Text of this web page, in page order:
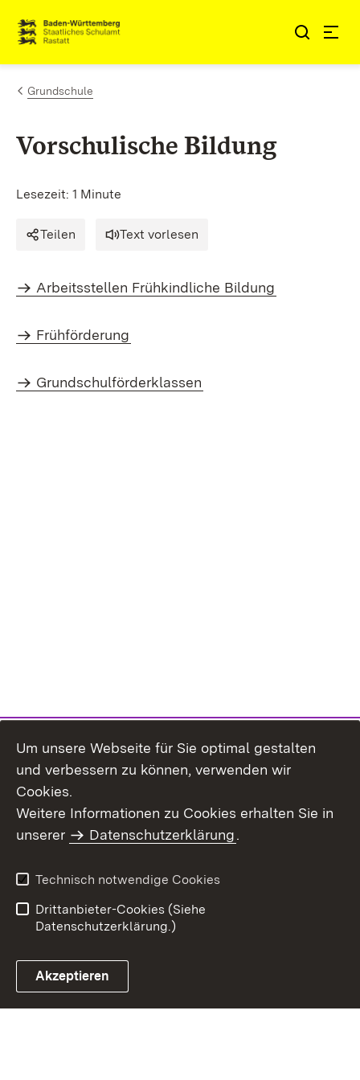
Zum Inhalt springen
Link zur Startseite
Grundschule
Vorschulische Bildung
Lesezeit: 1 Minute
Teilen Text vorlesen
Arbeitsstellen Frühkindliche Bildung
Frühförderung
Grundschulförderklassen
Benutzungshinweise
Erklärung zur
Um unsere Webseite für Sie optimal gestalten
und verbessern zu können, verwenden wir
Cookies.
Weitere Informationen zu Cookies erhalten Sie in
unserer
Datenschutzerklärung.
Technisch notwendige Cookies
Drittanbieter-Cookies (Siehe
Datenschutzerklärung.)
Akzeptieren